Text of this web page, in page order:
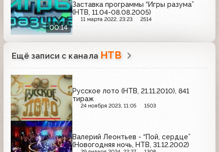
00:14
Заставка программы “Игры разума”
(НТВ, 11.04-08.08.2005)
11 марта 2022, 23:23 2514
Ещё записи с канала НТВ
Русское лото (НТВ, 21.11.2010), 841
тираж
24 ноября 2023, 11:05 1503
Валерий Леонтьев - “Пой, сердце”
(Новогодняя ночь, НТВ, 31.12.2002)